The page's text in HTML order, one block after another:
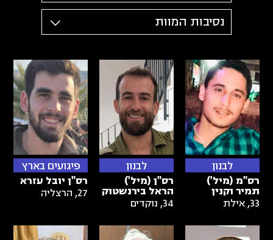
נסיבות המוות
לבנון
רס"מ (מיל')
תמיר וקנין
33
,אילת
לבנון
רס"ן (מיל')
הראל בירנשטוק
34
, נוקדים
פיגועים בארץ
רס"ן יובל עזרא
27
, הרצליה